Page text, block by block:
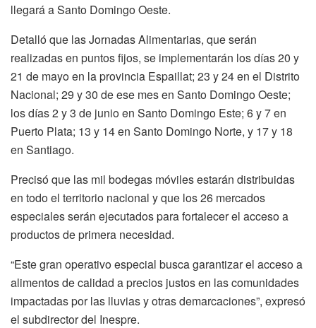
llegará a Santo Domingo Oeste.
Detalló que las Jornadas Alimentarias, que serán
realizadas en puntos fijos, se implementarán los días 20 y
21 de mayo en la provincia Espaillat; 23 y 24 en el Distrito
Nacional; 29 y 30 de ese mes en Santo Domingo Oeste;
los días 2 y 3 de junio en Santo Domingo Este; 6 y 7 en
Puerto Plata; 13 y 14 en Santo Domingo Norte, y 17 y 18
en Santiago.
Precisó que las mil bodegas móviles estarán distribuidas
en todo el territorio nacional y que los 26 mercados
especiales serán ejecutados para fortalecer el acceso a
productos de primera necesidad.
“Este gran operativo especial busca garantizar el acceso a
alimentos de calidad a precios justos en las comunidades
impactadas por las lluvias y otras demarcaciones”, expresó
el subdirector del Inespre.